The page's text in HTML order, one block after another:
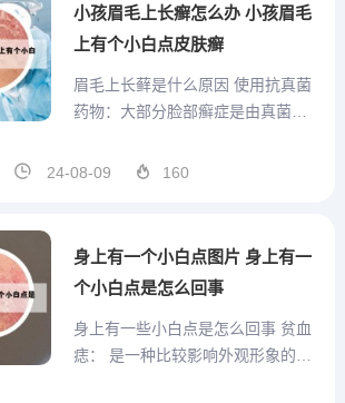
小孩眉毛上长癣怎么办 小孩眉毛
上有个小白点皮肤癣
眉毛上长藓是什么原因 使用抗真菌
药物：大部分脸部癣症是由真菌感
菌感染的病因，那么口服或涂抹抗
等。使用类固醇药物：为了减少炎
24-08-09 160
身上有一个小白点图片 身上有一
个小白点是怎么回事
身上有一些小白点是怎么回事 贫血
痣： 是一种比较影响外观形象的皮